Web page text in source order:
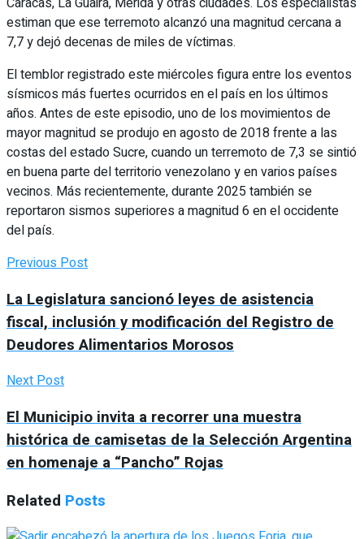
estiman que ese terremoto alcanzó una magnitud cercana a
7,7 y dejó decenas de miles de víctimas.
El temblor registrado este miércoles figura entre los eventos
sísmicos más fuertes ocurridos en el país en los últimos
años. Antes de este episodio, uno de los movimientos de
mayor magnitud se produjo en agosto de 2018 frente a las
costas del estado Sucre, cuando un terremoto de 7,3 se sintió
en buena parte del territorio venezolano y en varios países
vecinos. Más recientemente, durante 2025 también se
reportaron sismos superiores a magnitud 6 en el occidente
del país.
Previous Post
La Legislatura sancionó leyes de asistencia
fiscal, inclusión y modificación del Registro de
Deudores Alimentarios Morosos
Next Post
El Municipio invita a recorrer una muestra
histórica de camisetas de la Selección Argentina
en homenaje a “Pancho” Rojas
Related Posts